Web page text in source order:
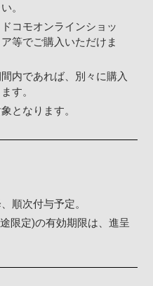
。
コモオンラインショッ
等でご購入いただけま
内であれば、別々に購入
す。
となります。
順次付与予定。
限定)の有効期限は、進呈